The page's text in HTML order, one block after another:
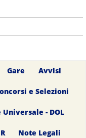
Gare Avvisi
e Selezioni
- DOL
Note Legali